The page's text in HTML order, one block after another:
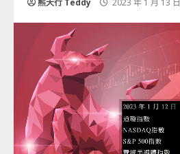
熊天行 Teddy 2023 年 1 月 13 日